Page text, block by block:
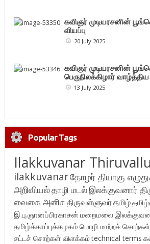
கவிஞர் முடியரசனின்
வியப்பு
20 July 2025
கவிஞர் முடியரசனின்
பெருநிலக்கிழார்
13 July 2025
Popular Tags
Ilakkuvanar
ilakkuvanarதோழர் தியாகு
அறிவியல்தாழி மடல்இலக்குவனார்
வைகை அனிசுதிருவள்ளுவர்தமிழ்
இ.பு.ஞானப்பிரகாசன் மறைமலை
தமிழ்க்காப்புக்கழகம் மொழி மாற்றச் சொற்கள்
சட்டச் சொற்கள் விளக்கம்technical terms